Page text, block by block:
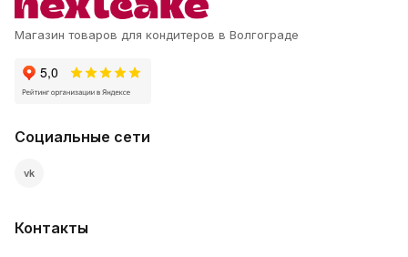
Магазин товаров для кондитеров в Волгограде
Социальные сети
vk
Контакты